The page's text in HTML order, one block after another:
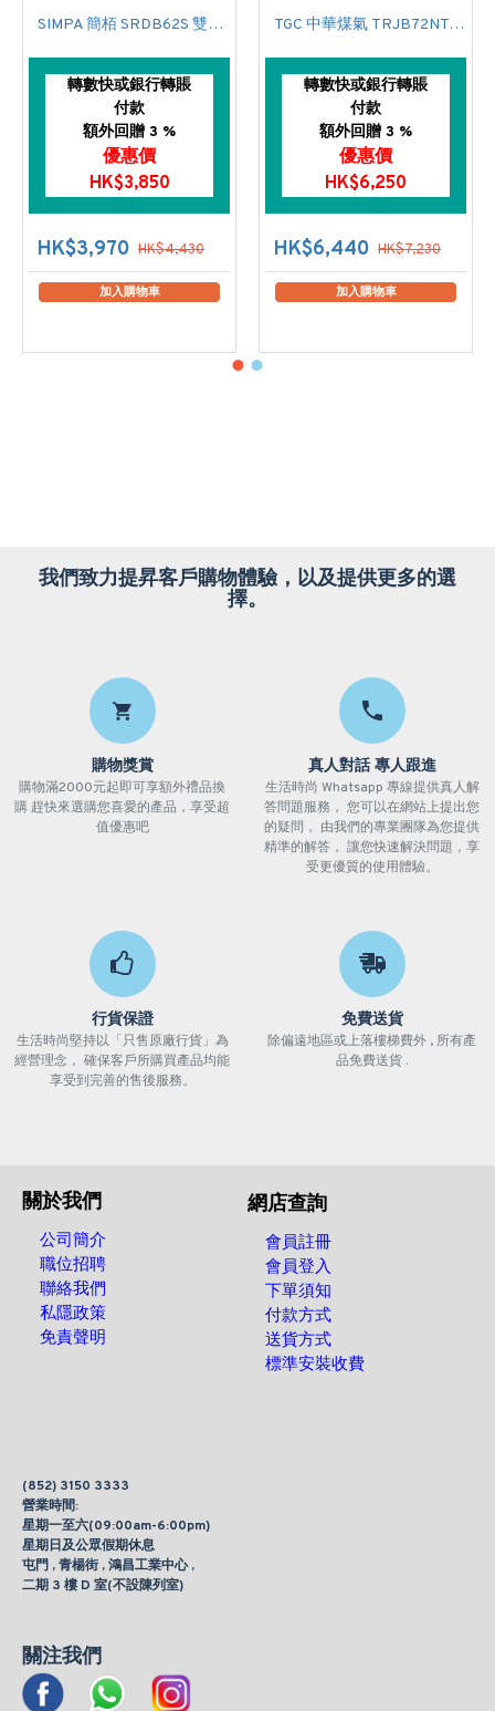
SIMPA 簡栢 SRDB62S 雙頭氣體煮食爐
轉數快或銀行轉賬
付款
額外回贈 3 %
優惠價
HK$3,850
HK$3,970 HK$4,430
加入購物車
TGC 中華煤氣 TRJB72NT-C 雙頭氣體煮食爐
轉數快或銀行轉賬
付款
額外回贈 3 %
優惠價
HK$6,250
HK$6,440 HK$7,230
加入購物車
我們致力提昇客戶購物體驗，以及提供更多的選
擇。
購物獎賞
購物滿2000元起即可享額外禮品換
購 趕快來選購您喜愛的產品，享受超
值優惠吧
真人對話 專人跟進
生活時尚 Whatsapp 專線提供真人解
答問題服務， 您可以在網站上提出您
的疑問， 由我們的專業團隊為您提供
精準的解答， 讓您快速解決問題，享
受更優質的使用體驗。
行貨保證
生活時尚堅持以「只售原廠行貨」為
經營理念， 確保客戶所購買產品均能
享受到完善的售後服務。
免費送貨
除偏遠地區或上落樓梯費外 , 所有產
品免費送貨 .
關於我們
公司簡介
職位招聘
聯絡我們
私隱政策
免責聲明
網店查詢
會員註冊
會員登入
下單須知
付款方式
送貨方式
標準安裝收費
(852) 3150 3333
營業時間:
星期一至六(09:00am-6:00pm)
星期日及公眾假期休息
屯門 , 青楊街 , 鴻昌工業中心 ,
二期 3 樓 D 室(不設陳列室)
關注我們